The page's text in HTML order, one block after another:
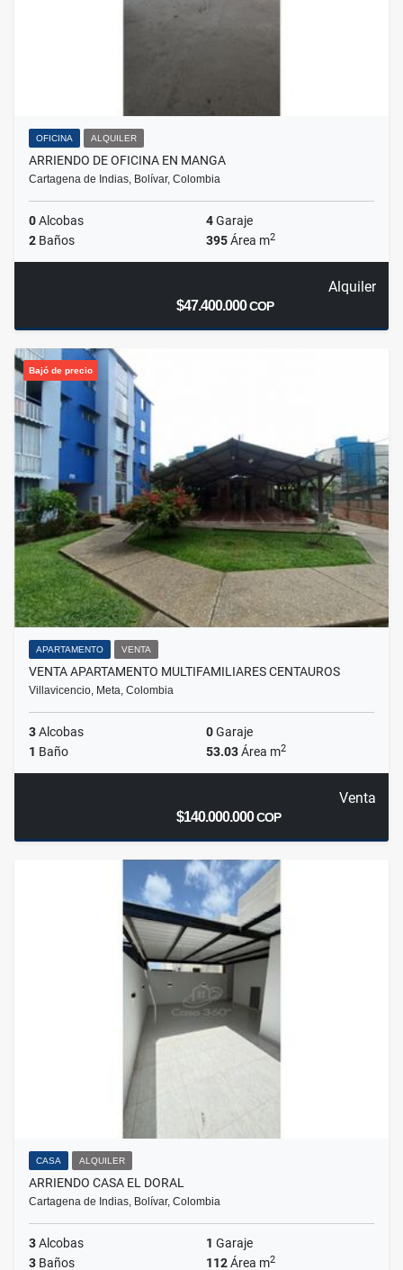
OFICINA ALQUILER
ARRIENDO DE OFICINA EN MANGA
Cartagena de Indias, Bolívar, Colombia
0Alcobas 4Garaje
2 Baños 395Área m2
Alquiler
$47.400.000COP
Bajó de precio
APARTAMENTO VENTA
VENTA APARTAMENTO MULTIFAMILIARES CENTAUROS
Villavicencio, Meta, Colombia
3Alcobas 0Garaje
1 Baño 53.03Área m2
Venta
$140.000.000COP
CASA ALQUILER
ARRIENDO CASA EL DORAL
Cartagena de Indias, Bolívar, Colombia
3Alcobas 1 Garaje
3 Baños 112Área m2